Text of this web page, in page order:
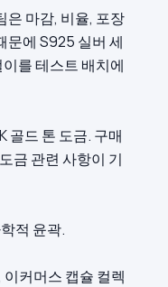
은 마감, 비율, 포장
문에 S925 실버 세
를 테스트 배치에
골드 톤 도금. 구매
금 관련 사항이 기
적 윤곽.
커머스 캡슐 컬렉